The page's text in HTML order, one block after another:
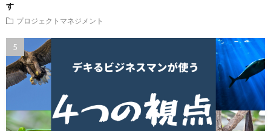
す
プロジェクトマネジメント